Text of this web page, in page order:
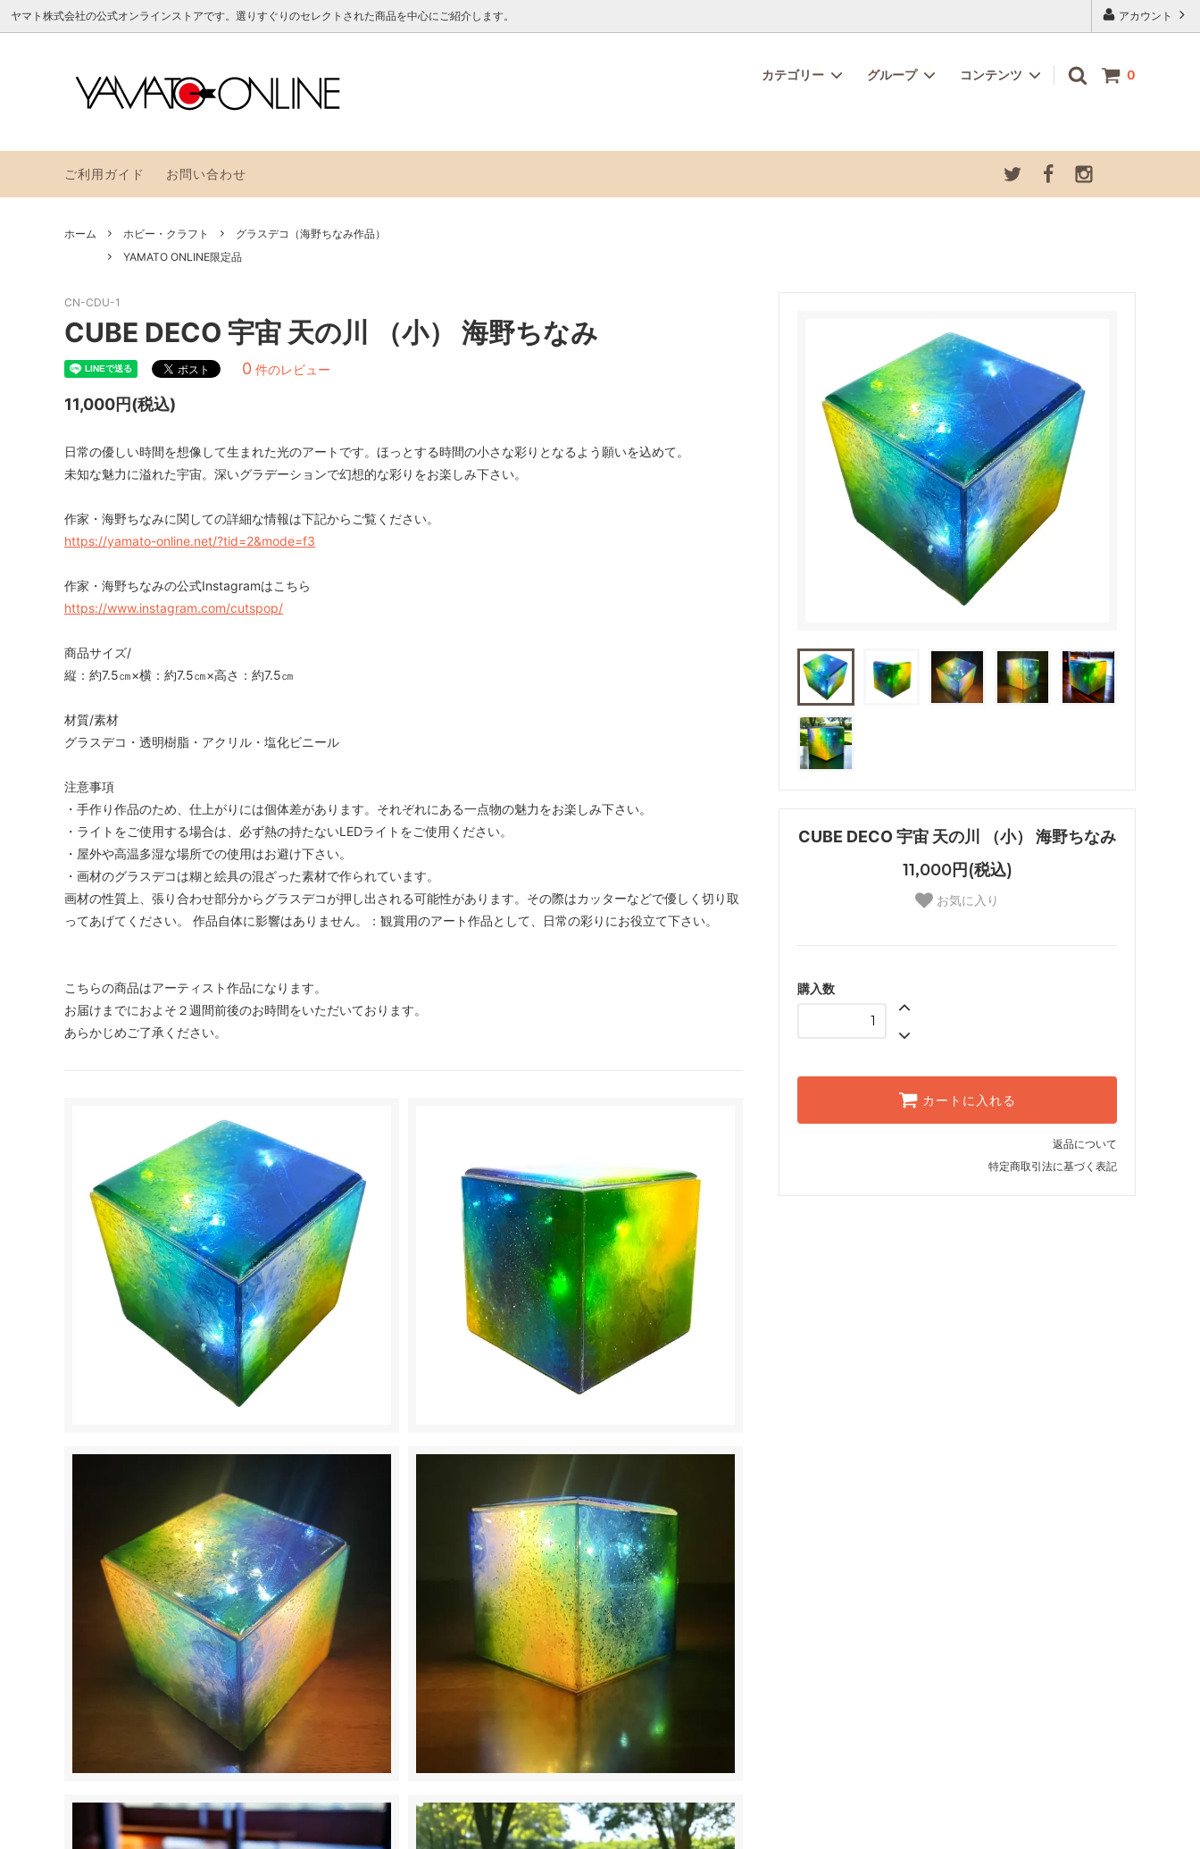
アカウント
ヤマト株式会社の公式オンラインストアです。選りすぐりのセレクトされた商品を中心にご紹介します。
0
カテゴリー
つめかえ
グループ
ー
コンテンツ
ご利用ガイド お問い合わせ
ホーム ホビー・クラフト
グラスデコ（海野ちなみ作品）
YAMATO ONLINE限定品
CUBE DECO 宇宙 天の川 （小） 海野ちなみ
11,000円(税込)
お気に入り
購入数
カートに入れる
返品について
特定商取引法に基づく表記
CN-CDU-1
CUBE DECO 宇宙 天の川 （小） 海野ちなみ
0 件のレビュー
11,000円(税込)
日常の優しい時間を想像して生まれた光のアートです。ほっとする時間の小さな彩りとなるよう願いを込めて。
未知な魅力に溢れた宇宙。深いグラデーションで幻想的な彩りをお楽しみ下さい。
作家・海野ちなみに関しての詳細な情報は下記からご覧ください。
https://yamato-online.net/?tid=2&mode=f3
作家・海野ちなみの公式Instagramはこちら
https://www.instagram.com/cutspop/
商品サイズ/
縦：約7.5㎝×横：約7.5㎝×高さ：約7.5㎝
材質/素材
グラスデコ・透明樹脂・アクリル・塩化ビニール
注意事項
・手作り作品のため、仕上がりには個体差があります。それぞれにある一点物の魅力をお楽しみ下さい。
・ライトをご使用する場合は、必ず熱の持たないLEDライトをご使用ください。
・屋外や高温多湿な場所での使用はお避け下さい。
・画材のグラスデコは糊と絵具の混ざった素材で作られています。
画材の性質上、張り合わせ部分からグラスデコが押し出される可能性があります。その際はカッターなどで優しく切り取
ってあげてください。 作品自体に影響はありません。：観賞用のアート作品として、日常の彩りにお役立て下さい。
こちらの商品はアーティスト作品になります。
お届けまでにおよそ２週間前後のお時間をいただいております。
あらかじめご了承ください。